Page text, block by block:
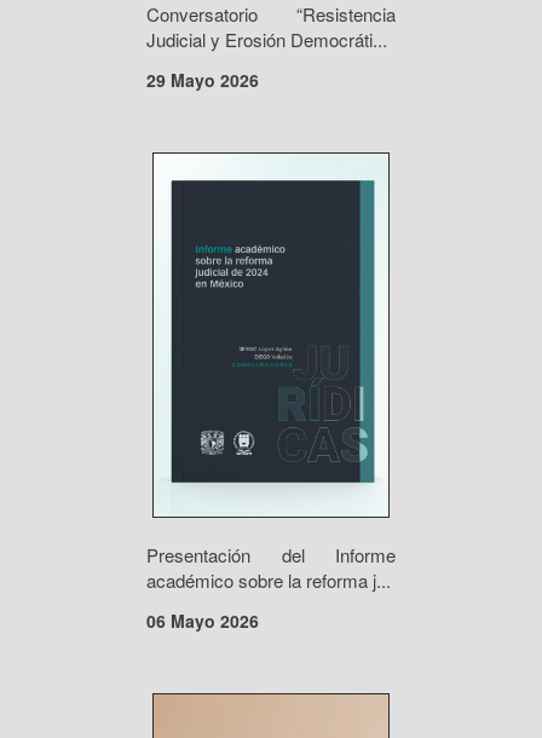
Conversatorio “Resistencia
Judicial y Erosión Democráti...
29 Mayo 2026
Presentación del Informe
académico sobre la reforma j...
06 Mayo 2026